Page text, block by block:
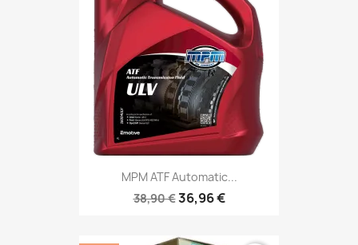
MPM ATF Automatic...
38,90 €36,96 €